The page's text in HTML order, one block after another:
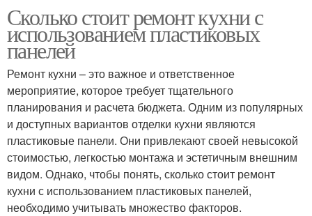
Сколько стоит ремонт кухни с
использованием пластиковых
панелей
Ремонт кухни – это важное и ответственное
мероприятие, которое требует тщательного
планирования и расчета бюджета. Одним из популярных
и доступных вариантов отделки кухни являются
пластиковые панели. Они привлекают своей невысокой
стоимостью, легкостью монтажа и эстетичным внешним
видом. Однако, чтобы понять, сколько стоит ремонт
кухни с использованием пластиковых панелей,
необходимо учитывать множество факторов.